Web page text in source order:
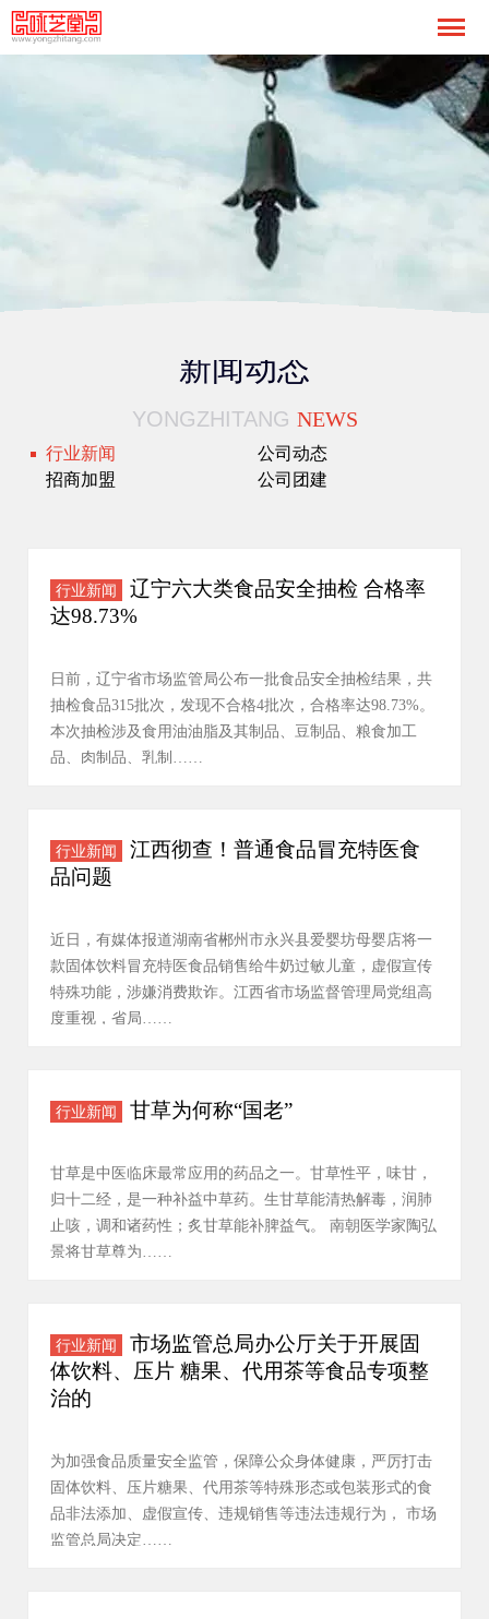
新闻动态
YONGZHITANG NEWS
行业新闻
公司动态
招商加盟
公司团建
行业新闻
辽宁六大类食品安全抽检 合格率
达98.73%
日前，辽宁省市场监管局公布一批食品安全抽检结果，共
抽检食品315批次，发现不合格4批次，合格率达98.73%。
本次抽检涉及食用油油脂及其制品、豆制品、粮食加工
品、肉制品、乳制……
行业新闻
江西彻查！普通食品冒充特医食
品问题
近日，有媒体报道湖南省郴州市永兴县爱婴坊母婴店将一
款固体饮料冒充特医食品销售给牛奶过敏儿童，虚假宣传
特殊功能，涉嫌消费欺诈。江西省市场监督管理局党组高
度重视，省局……
行业新闻 甘草为何称“国老”
甘草是中医临床最常应用的药品之一。甘草性平，味甘，
归十二经，是一种补益中草药。生甘草能清热解毒，润肺
止咳，调和诸药性；炙甘草能补脾益气。 南朝医学家陶弘
景将甘草尊为……
行业新闻
市场监管总局办公厅关于开展固
体饮料、压片 糖果、代用茶等食品专项整
治的
为加强食品质量安全监管，保障公众身体健康，严厉打击
固体饮料、压片糖果、代用茶等特殊形态或包装形式的食
品非法添加、虚假宣传、违规销售等违法违规行为， 市场
监管总局决定……